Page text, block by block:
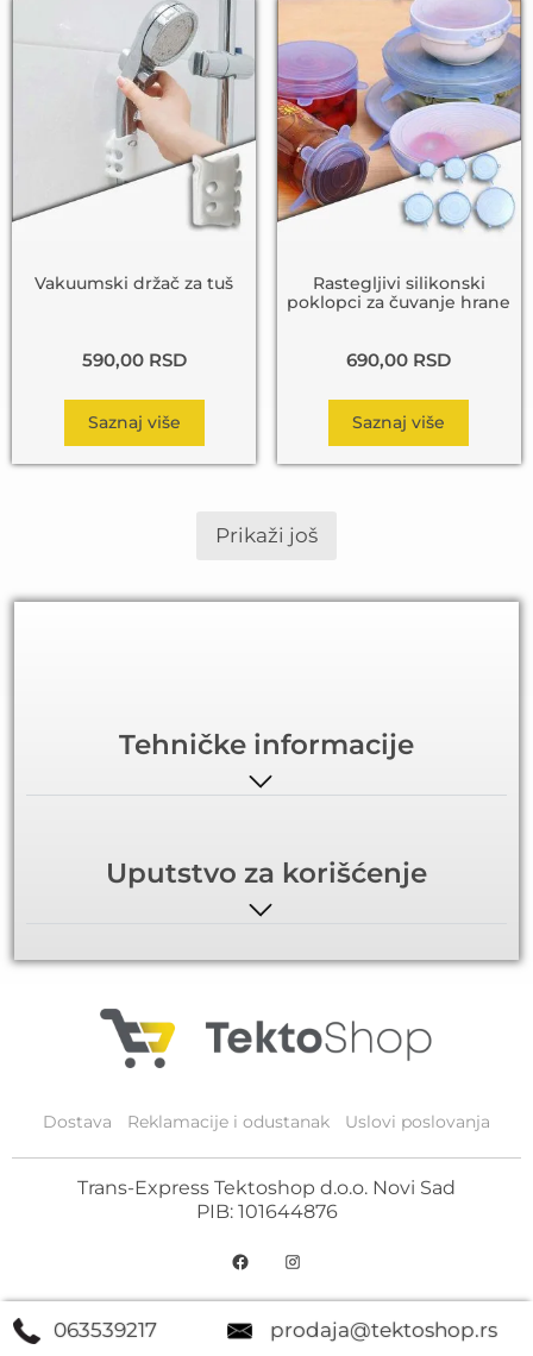
Vakuumski držač za tuš
590,00 RSD
Saznaj više
Rastegljivi silikonski
poklopci za čuvanje hrane
690,00 RSD
Saznaj više
Prikaži još
Tehničke informacije
Uputstvo za korišćenje
Dostava Reklamacije i odustanak Uslovi poslovanja
Trans-Express Tektoshop d.o.o. Novi Sad
PIB: 101644876
063539217 prodaja@tektoshop.rs